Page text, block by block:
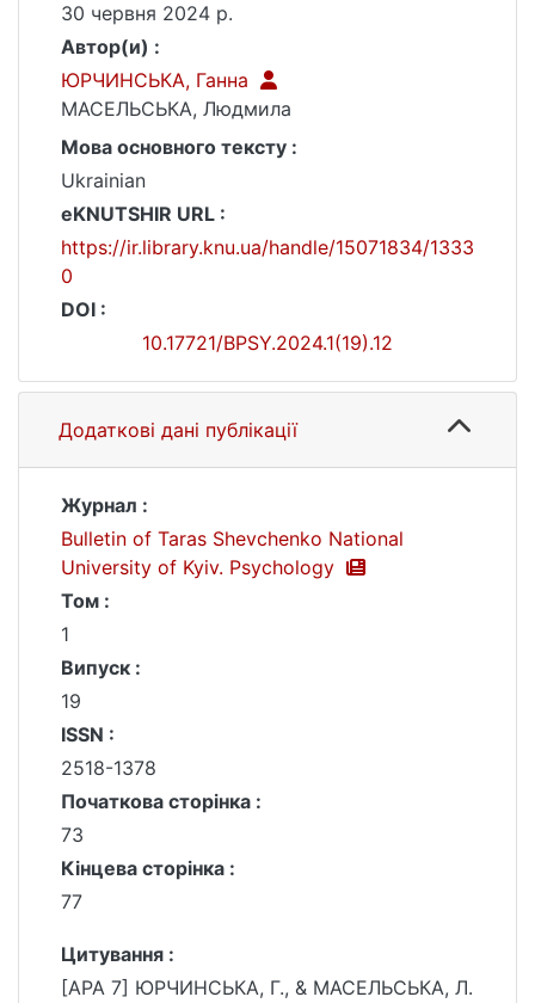
30 червня 2024 р.
Автор(и) :
ЮРЧИНСЬКА, Ганна
МАСЕЛЬСЬКА, Людмила
Мова основного тексту :
Ukrainian
eKNUTSHIR URL :
https://ir.library.knu.ua/handle/15071834/1333
0
DOI :
10.17721/BPSY.2024.1(19).12
Додаткові дані публікації
Журнал :
Bulletin of Taras Shevchenko National
University of Kyiv. Psychology
Том :
1
Випуск :
19
ISSN :
2518-1378
Початкова сторінка :
73
Кінцева сторінка :
77
Цитування :
[APA 7] ЮРЧИНСЬКА, Г., & МАСЕЛЬСЬКА, Л.